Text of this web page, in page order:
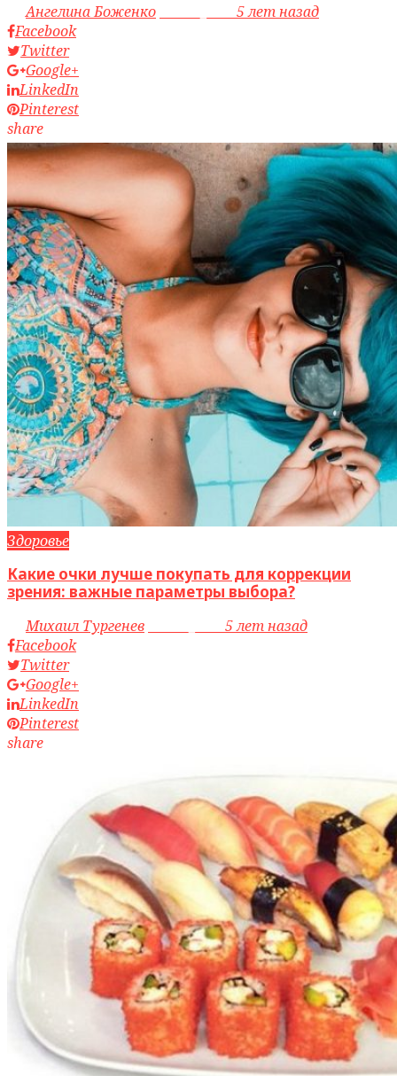
byАнгелина Боженко
5 лет назад
Facebook
Twitter
Google+
LinkedIn
Pinterest
share
Здоровье
Какие очки лучше покупать для коррекции
зрения: важные параметры выбора?
byМихаил Тургенев
5 лет назад
Facebook
Twitter
Google+
LinkedIn
Pinterest
share